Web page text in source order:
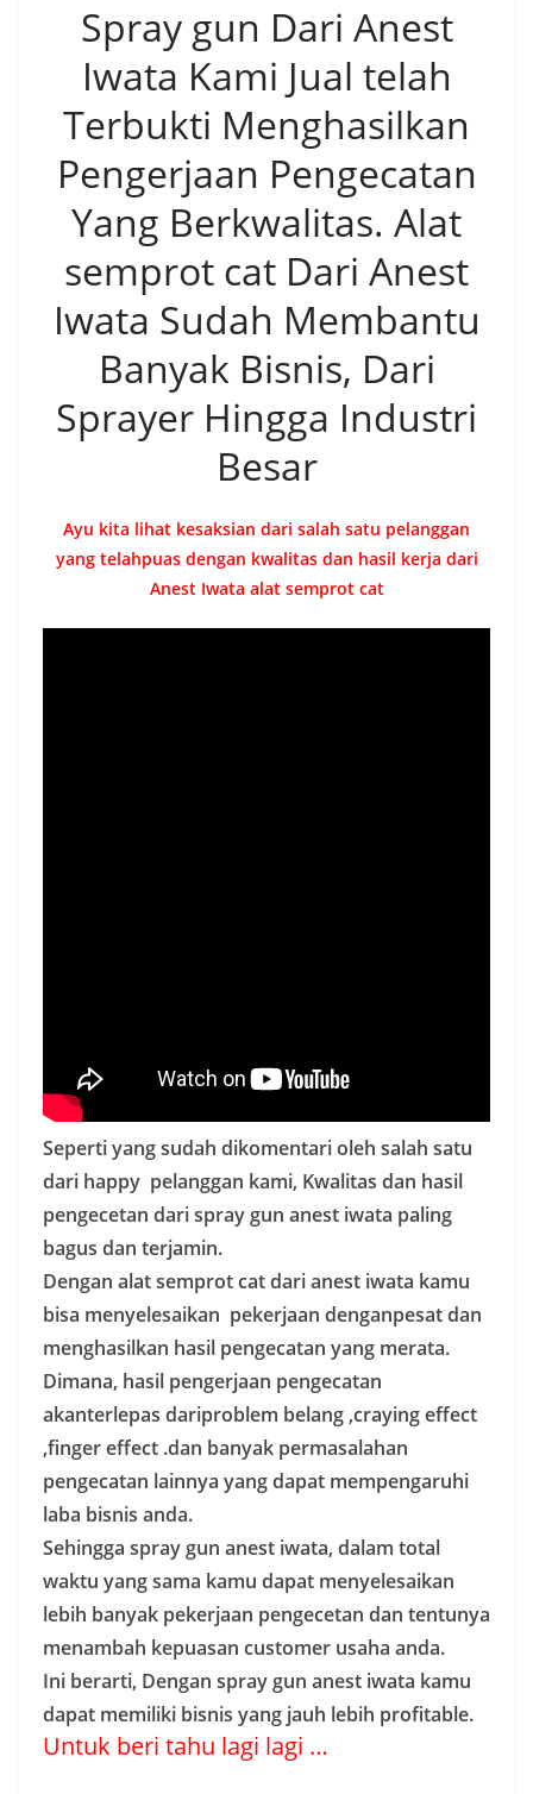
Spray gun Dari Anest
Iwata Kami Jual telah
Terbukti Menghasilkan
Pengerjaan Pengecatan
Yang Berkwalitas. Alat
semprot cat Dari Anest
Iwata Sudah Membantu
Banyak Bisnis, Dari
Sprayer Hingga Industri
Besar
Ayu kita lihat kesaksian dari salah satu pelanggan
yang telahpuas dengan kwalitas dan hasil kerja dari
Anest Iwata alat semprot cat
Seperti yang sudah dikomentari oleh salah satu
dari happy pelanggan kami, Kwalitas dan hasil
pengecetan dari spray gun anest iwata paling
bagus dan terjamin.
Dengan alat semprot cat dari anest iwata kamu
bisa menyelesaikan pekerjaan denganpesat dan
menghasilkan hasil pengecatan yang merata.
Dimana, hasil pengerjaan pengecatan
akanterlepas dariproblem belang ,craying effect
,finger effect .dan banyak permasalahan
pengecatan lainnya yang dapat mempengaruhi
laba bisnis anda.
Sehingga spray gun anest iwata, dalam total
waktu yang sama kamu dapat menyelesaikan
lebih banyak pekerjaan pengecetan dan tentunya
menambah kepuasan customer usaha anda.
Ini berarti, Dengan spray gun anest iwata kamu
dapat memiliki bisnis yang jauh lebih profitable.
Untuk beri tahu lagi lagi …